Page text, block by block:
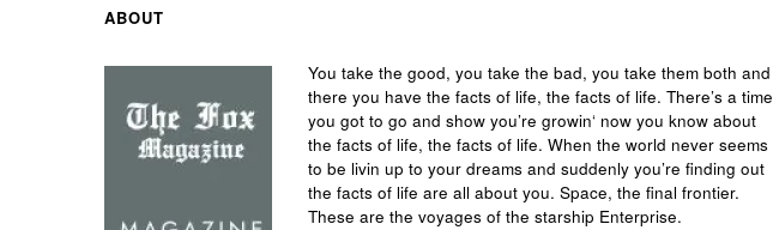
ABOUT
You take the good, you take the bad, you take them both and
there you have the facts of life, the facts of life. There’s a time
you got to go and show you’re growin‘ now you know about
the facts of life, the facts of life. When the world never seems
to be livin up to your dreams and suddenly you’re finding out
the facts of life are all about you. Space, the final frontier.
These are the voyages of the starship Enterprise.